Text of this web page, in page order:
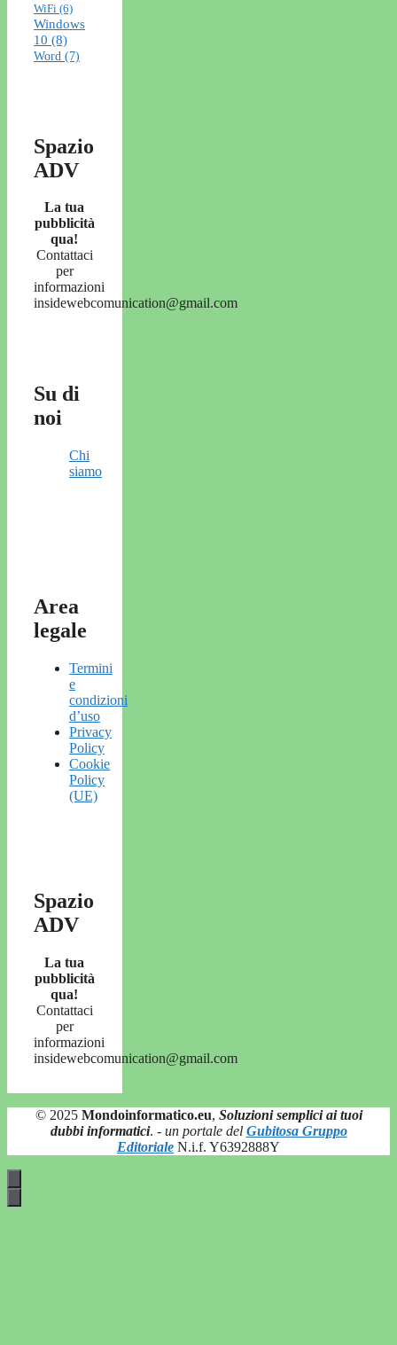
WiFi (6)
Windows
10 (8)
Word (7)
Spazio
ADV
La tua
pubblicità
qua!
Contattaci
per
informazioni
insidewebcomunication@gmail.com
Su di
noi
Chi
siamo
Area
legale
Termini
e
condizioni
d’uso
Privacy
Policy
Cookie
Policy
(UE)
Spazio
ADV
La tua
pubblicità
qua!
Contattaci
per
informazioni
insidewebcomunication@gmail.com
© 2025 Mondoinformatico.eu, Soluzioni semplici ai tuoi
dubbi informatici. - un portale del Gubitosa Gruppo
Editoriale N.i.f. Y6392888Y